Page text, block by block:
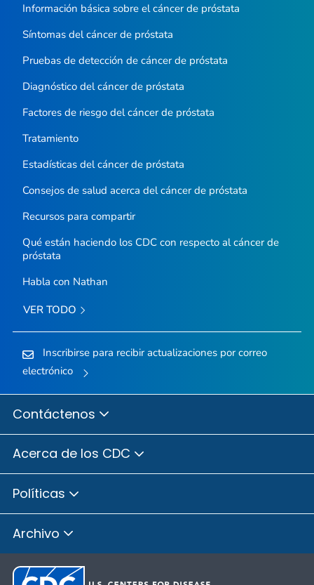
Información básica sobre el cáncer de próstata
Síntomas del cáncer de próstata
Pruebas de detección de cáncer de próstata
Diagnóstico del cáncer de próstata
Factores de riesgo del cáncer de próstata
Tratamiento
Estadísticas del cáncer de próstata
Consejos de salud acerca del cáncer de próstata
Recursos para compartir
Qué están haciendo los CDC con respecto al cáncer de
próstata
Habla con Nathan
VER TODO
Inscribirse para recibir actualizaciones por correo
electrónico
Contáctenos
Acerca de los CDC
Políticas
Archivo